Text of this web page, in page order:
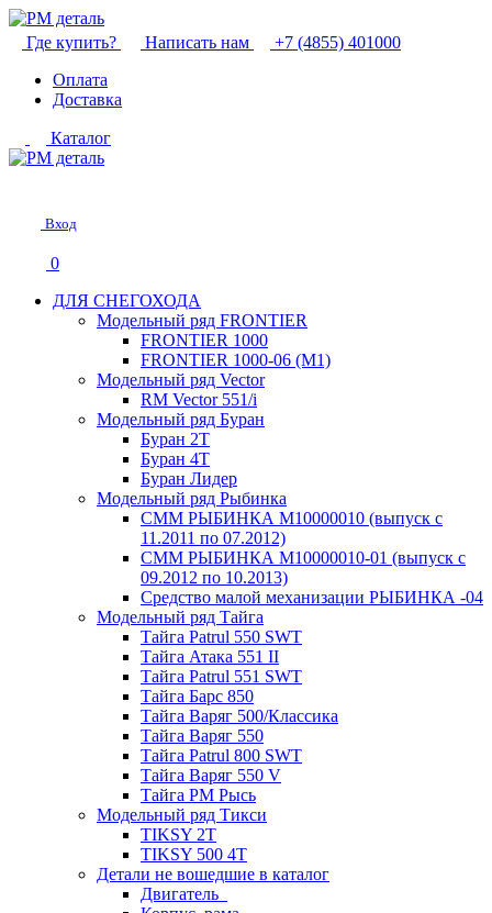
Где купить? Написать нам
+7 (4855) 401000
Оплата
Доставка
Каталог
Вход
0
ДЛЯ СНЕГОХОДА
Модельный ряд FRONTIER
FRONTIER 1000
FRONTIER 1000-06 (М1)
Модельный ряд Vector
RM Vector 551/i
Модельный ряд Буран
Буран 2Т
Буран 4Т
Буран Лидер
Модельный ряд Рыбинка
СММ РЫБИНКА M10000010 (выпуск с
11.2011 по 07.2012)
СММ РЫБИНКА M10000010-01 (выпуск с
09.2012 по 10.2013)
Средство малой механизации РЫБИНКА -04
Модельный ряд Тайга
Тайга Patrul 550 SWT
Тайга Атака 551 II
Тайга Patrul 551 SWT
Тайга Барс 850
Тайга Варяг 500/Классика
Тайга Варяг 550
Тайга Patrul 800 SWT
Тайга Варяг 550 V
Тайга РМ Рысь
Модельный ряд Тикси
TIKSY 2T
TIKSY 500 4T
Детали не вошедшие в каталог
Двигатель_